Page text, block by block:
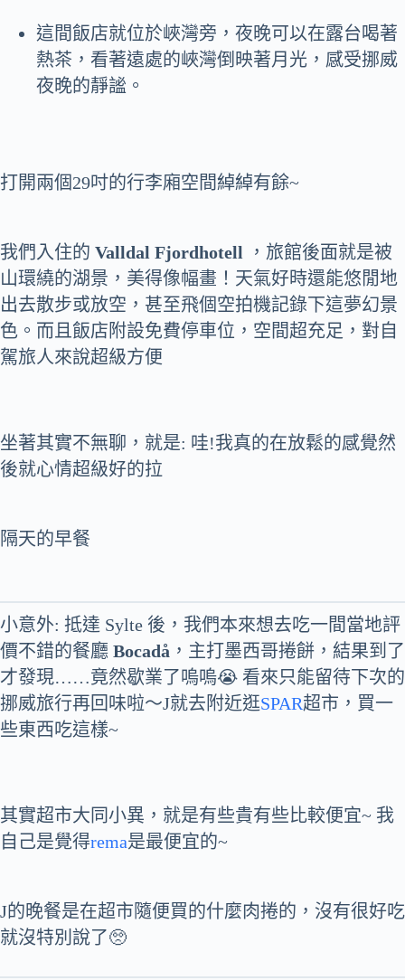
這間飯店就位於峽灣旁，夜晚可以在露台喝著
熱茶，看著遠處的峽灣倒映著月光，感受挪威
夜晚的靜謐。
打開兩個29吋的行李廂空間綽綽有餘~
我們入住的 Valldal Fjordhotell ，旅館後面就是被
山環繞的湖景，美得像幅畫！天氣好時還能悠閒地
出去散步或放空，甚至飛個空拍機記錄下這夢幻景
色。而且飯店附設免費停車位，空間超充足，對自
駕旅人來說超級方便
坐著其實不無聊，就是: 哇!我真的在放鬆的感覺然
後就心情超級好的拉
隔天的早餐
小意外: 抵達 Sylte 後，我們本來想去吃一間當地評
價不錯的餐廳 Bocadå ，主打墨西哥捲餅，結果到了
才發現……竟然歇業了嗚嗚😭 看來只能留待下次的
挪威旅行再回味啦～J就去附近逛SPAR超市，買一
些東西吃這樣~
其實超市大同小異，就是有些貴有些比較便宜~ 我
自己是覺得rema是最便宜的~
J的晚餐是在超市隨便買的什麼肉捲的，沒有很好吃
就沒特別說了🥺